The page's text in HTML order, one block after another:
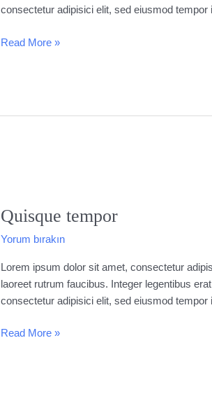
consectetur adipisici elit, sed eiusmod tempor
Read More »
Quisque tempor
Yorum bırakın
Lorem ipsum dolor sit amet, consectetur
laoreet rutrum faucibus. Integer legentibus
consectetur adipisici elit, sed eiusmod tempor
Read More »